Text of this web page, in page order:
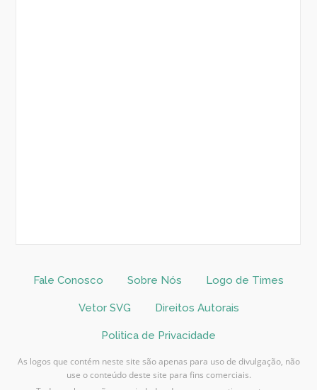
Fale Conosco Sobre Nós Logo de Times
Vetor SVG Direitos Autorais
Politica de Privacidade
As logos que contém neste site são apenas para uso de divulgação, não
use o conteúdo deste site para fins comerciais.